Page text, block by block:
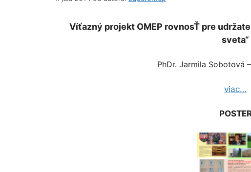
Víťazný projekt OMEP rovnosŤ pre
sveta“
PhDr. Jarmila Sobotová
viac…